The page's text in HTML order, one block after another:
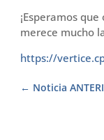
¡Esperamos
merece mucho
https://
Noticia